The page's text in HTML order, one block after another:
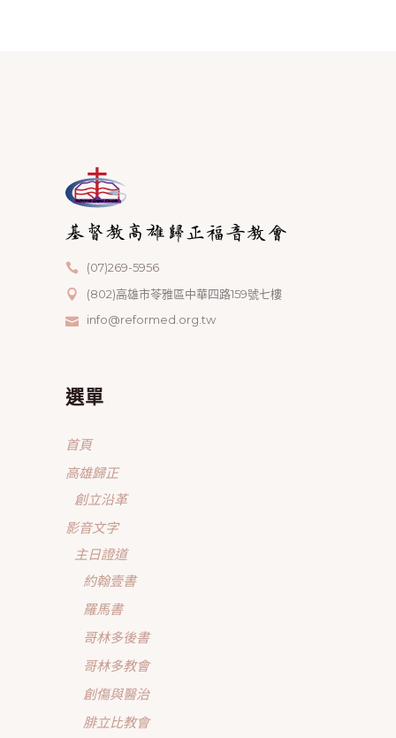
(07)269-5956
(802)高雄市苓雅區中華四路159號七樓
info@reformed.org.tw
選單
首頁
高雄歸正
創立沿革
影音文字
主日證道
約翰壹書
羅馬書
哥林多後書
哥林多教會
創傷與醫治
腓立比教會